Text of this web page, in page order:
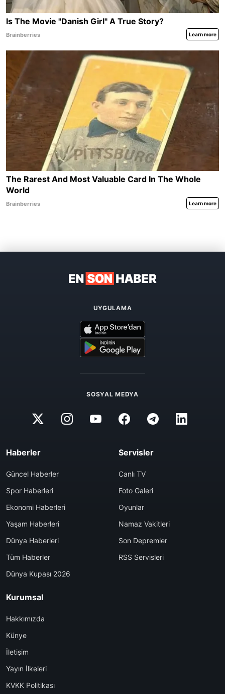
UYGULAMA
SOSYAL MEDYA
Haberler
Güncel Haberler
Spor Haberleri
Ekonomi Haberleri
Yaşam Haberleri
Dünya Haberleri
Tüm Haberler
Dünya Kupası 2026
Servisler
Canlı TV
Foto Galeri
Oyunlar
Namaz Vakitleri
Son Depremler
RSS Servisleri
Kurumsal
Hakkımızda
Künye
İletişim
Yayın İlkeleri
KVKK Politikası